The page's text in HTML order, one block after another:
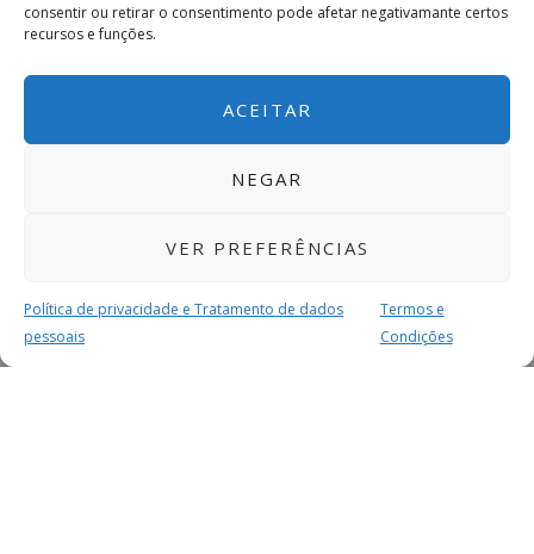
consentir ou retirar o consentimento pode afetar negativamante certos
recursos e funções.
ACEITAR
NEGAR
VER PREFERÊNCIAS
Política de privacidade e Tratamento de dados
pessoais
Termos e
Condições